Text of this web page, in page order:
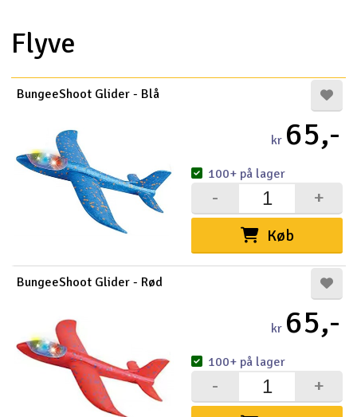
Flyve
BungeeShoot Glider - Blå
kr 65,-
Køb
+
-
100+ på lager
BungeeShoot Glider - Rød
kr 65,-
+
-
100+ på lager